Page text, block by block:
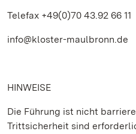
Telefax +49(0)70 43.92 66 11
info@kloster-maulbronn.de
HINWEISE
Die Führung ist nicht
Trittsicherheit sind